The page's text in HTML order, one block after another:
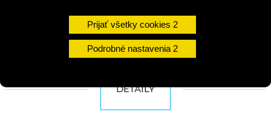
Prijať všetky cookies
Podrobné nastavenia
DO KOŠÍKA
DETAILY